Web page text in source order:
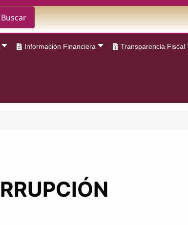
Buscar
Información Financiera Transparencia Fiscal